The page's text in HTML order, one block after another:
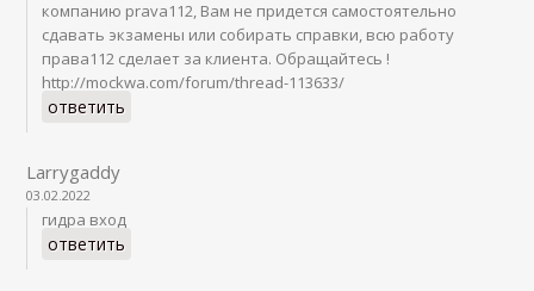
компанию prava112, Вам не придется самостоятельно
сдавать экзамены или собирать справки, всю работу
права112 сделает за клиента. Обращайтесь !
http://mockwa.com/forum/thread-113633/
ответить
Larrygaddy
03.02.2022
гидра вход
ответить